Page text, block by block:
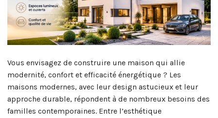
Vous envisagez de construire une maison qui allie
modernité, confort et efficacité énergétique ? Les
maisons modernes, avec leur design astucieux et leur
approche durable, répondent à de nombreux besoins des
familles contemporaines. Entre l’esthétique